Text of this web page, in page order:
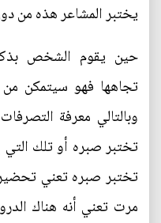
يختبر المشاعر هذه من
حين يقوم الشخص بذكر
تجاهها فهو سيتمكن
وبالتالي معرفة
تختبر صبره أو تلك
تختبر صبره تعني
مرت تعني أنه هناك